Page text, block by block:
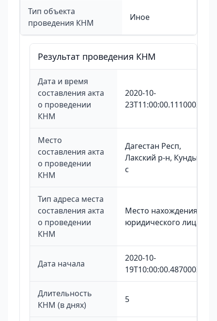
Тип объекта
проведения КНМ
Иное
Результат проведения КНМ
Дата и время
составления акта
о проведении
КНМ
2020-10-
23T11:00:00.111000Z
Место
составления акта
о проведении
КНМ
Дагестан Респ,
Лакский р-н, Кунды
с
Тип адреса места
составления акта
о проведении
КНМ
Место нахождения
юридического лица
Дата начала
2020-10-
19T10:00:00.487000Z
Длительность
КНМ (в днях)
5